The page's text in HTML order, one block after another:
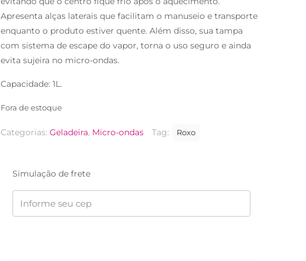
Apresenta alças laterais que facilitam o manuseio e transporte
enquanto o produto estiver quente. Além disso, sua tampa
com sistema de escape do vapor, torna o uso seguro e ainda
evita sujeira no micro-ondas.
Capacidade: 1L.
Fora de estoque
Categorias: Geladeira, Micro-ondas Tag: Roxo
Simulação de frete